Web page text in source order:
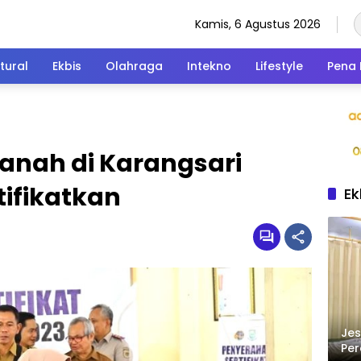
Kamis, 6 Agustus 2026
Ekbis Olahraga Intekno Lifestyle Pena
di Karangsari